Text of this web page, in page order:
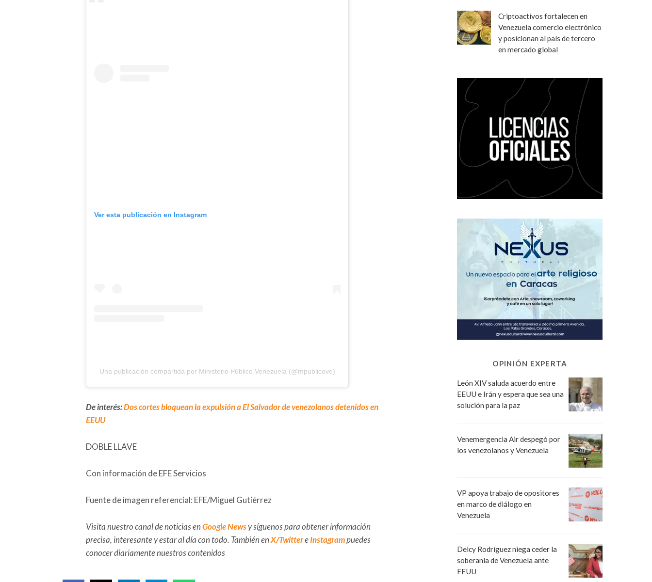
Ver esta publicación en Instagram
Una publicación compartida por Ministerio Público Venezuela (@mpublicove)
De interés:Dos cortes bloquean la expulsión a El Salvador de venezolanos detenidos en
EEUU
DOBLE LLAVE
Con información de EFE Servicios
Fuente de imagen referencial: EFE/Miguel Gutiérrez
Visita nuestro canal de noticias enGoogle Newsy síguenos para obtener información
precisa, interesante y estar al día con todo. También enX/TwittereInstagrampuedes
conocer diariamente nuestros contenidos
Criptoactivos fortalecen en
Venezuela comercio electrónico
y posicionan al país de tercero
en mercado global
OPINIÓN EXPERTA
León XIV saluda acuerdo entre
EEUU e Irán y espera que sea una
solución para la paz
Venemergencia Air despegó por
los venezolanos y Venezuela
VP apoya trabajo de opositores
en marco de diálogo en
Venezuela
Delcy Rodríguez niega ceder la
soberanía de Venezuela ante
EEUU